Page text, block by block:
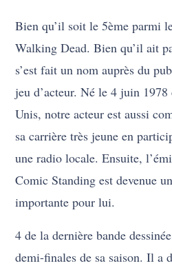
Bien qu’il soit le 5ème parmi
Walking Dead. Bien qu’il ait
s’est fait un nom auprès du
jeu d’acteur. Né le 4 juin
Unis, notre acteur est aussi
sa carrière très jeune en
une radio locale. Ensuite,
Comic Standing est devenue
importante pour lui.
4 de la dernière bande
demi-finales de sa saison. Il a